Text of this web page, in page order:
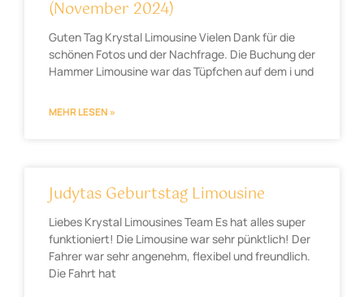
(November 2024)
Guten Tag Krystal Limousine Vielen Dank für die
schönen Fotos und der Nachfrage. Die Buchung der
Hammer Limousine war das Tüpfchen auf dem i und
MEHR LESEN »
Judytas Geburtstag Limousine
Liebes Krystal Limousines Team Es hat alles super
funktioniert! Die Limousine war sehr pünktlich! Der
Fahrer war sehr angenehm, flexibel und freundlich.
Die Fahrt hat